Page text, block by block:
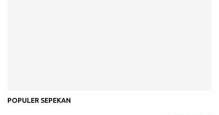
POPULER SEPEKAN